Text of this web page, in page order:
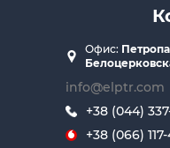
Офис:
info@elptr.com
+38 (044)
+38 (066)